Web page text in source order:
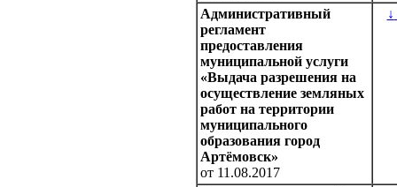
Административный
регламент
предоставления
муниципальной услуги
«Выдача разрешения на
осуществление земляных
работ на территории
муниципального
образования город
Артёмовск»
от 11.08.2017
↓